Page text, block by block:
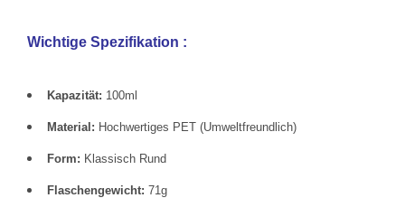
Wichtige Spezifikation :
Kapazität: 100ml
Material: Hochwertiges PET (Umweltfreundlich)
Form: Klassisch Rund
Flaschengewicht: 71g